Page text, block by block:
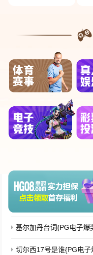
今天给各位分享马拉维奇
碰巧解决你现在面临的问
243
四川公共频道{PG电子
罗志祥的发型叫什么
基尔加丹台词{PG电子
切尔西17号是谁{PG电